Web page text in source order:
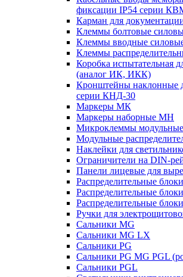
фиксации IP54 серии
Карман для
Клеммы болтовые
Клеммы вводные
Клеммы
Коробка испытательная
(аналог ИК, ИКК)
Кронштейны наклонные
серии КНД-30
Маркеры МК
Маркеры наборные МН
Микроклеммы
Модульные
Наклейки для
Ограничители на DIN-
Панели лицевые для
Распределительные
Распределительные
Распределительные
Ручки для
Сальники MG
Сальники MG LX
Сальники PG
Сальники PG MG PGL
Сальники PGL